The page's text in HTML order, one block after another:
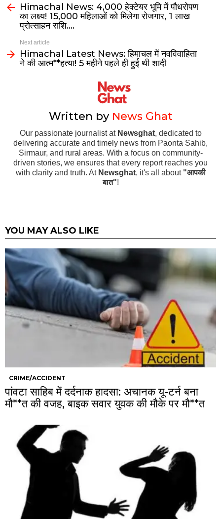
Himachal News: 4,000 हेक्टेयर भूमि में पौधरोपण
का लक्ष्य! 15,000 महिलाओं को मिलेगा रोजगार, 1 लाख
प्रोत्साहन राशि….
Next article
Himachal Latest News: हिमाचल में नवविवाहिता
ने की आत्म**हत्या! 5 महीने पहले ही हुई थी शादी
Written by News Ghat
Our passionate journalist at Newsghat, dedicated to
delivering accurate and timely news from Paonta Sahib,
Sirmaur, and rural areas. With a focus on community-
driven stories, we ensures that every report reaches you
with clarity and truth. At Newsghat, it's all about "आपकी
बात"!
YOU MAY ALSO LIKE
CRIME/ACCIDENT
पांवटा साहिब में दर्दनाक हादसा: अचानक यू-टर्न बना
मौ**त की वजह, बाइक सवार युवक की मौके पर मौ**त